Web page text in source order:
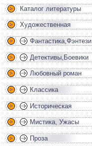
Каталог литературы
Художественная
Фантастика,Фэнтези
Детективы,Боевики
Любовный роман
Классика
Историческая
Мистика, Ужасы
Проза